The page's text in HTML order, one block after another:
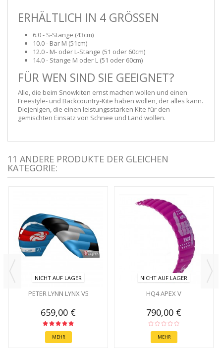
ERHÄLTLICH IN 4 GRÖSSEN
6.0 - S-Stange (43cm)
10.0 - Bar M (51cm)
12.0 - M- oder L-Stange (51 oder 60cm)
14.0 - Stange M oder L (51 oder 60cm)
FÜR WEN SIND SIE GEEIGNET?
Alle, die beim Snowkiten ernst machen wollen und einen
Freestyle- und Backcountry-Kite haben wollen, der alles kann.
Diejenigen, die einen leistungsstarken Kite für den
gemischten Einsatz von Schnee und Land wollen.
11 ANDERE PRODUKTE DER GLEICHEN
KATEGORIE:
NICHT AUF LAGER
PETER LYNN LYNX V5
659,00 €
MEHR
NICHT AUF LAGER
HQ4 APEX V
790,00 €
MEHR